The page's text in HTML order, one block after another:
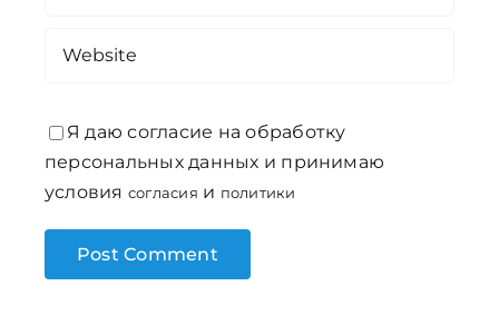
Я даю согласие на обработку
персональных данных и принимаю
условия согласия и политики